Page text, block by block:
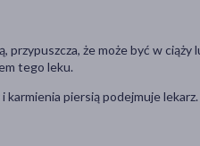
przypuszcza, że może być w
tego leku.
piersią podejmuje lekarz.